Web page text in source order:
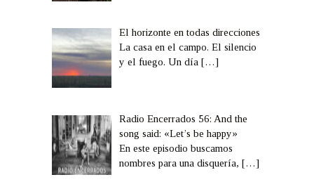
El horizonte en todas direcciones
La casa en el campo. El silencio
y el fuego. Un día[…]
Radio Encerrados 56: And the
song said: «Let’s be happy»
En este episodio buscamos
nombres para una disquería,[…]